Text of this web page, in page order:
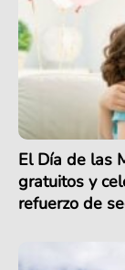
El Día de las
gratuitos y
refuerzo de